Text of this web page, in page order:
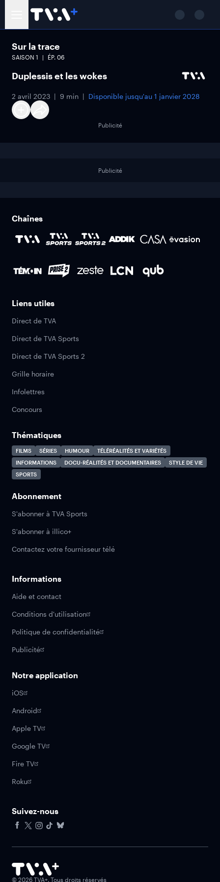
Sur la trace
SAISON 1 ÉP. 06
Duplessis et les wokes
2 avril 2023 9 min Disponible jusqu'au 1 janvier 2028
Publicité
Publicité
Chaînes
Liens utiles
Direct de TVA
Direct de TVA Sports
Direct de TVA Sports 2
Grille horaire
Infolettres
Concours
Thématiques
FILMS SÉRIES HUMOUR
TÉLÉRÉALITÉS ET VARIÉTÉS
INFORMATIONS
DOCU-RÉALITÉS ET DOCUMENTAIRES
STYLE DE VIE
SPORTS
Abonnement
S'abonner à TVA Sports
S'abonner à illico+
Contactez votre fournisseur télé
Informations
Aide et contact
Conditions d'utilisation
Politique de confidentialité
Publicité
Notre application
iOS
Android
Apple TV
Google TV
Fire TV
Roku
Suivez-nous
© 2026 TVA+. Tous droits réservés